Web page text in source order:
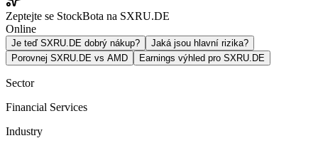
Zeptejte se StockBota na SXRU.DE
Online
Je teď SXRU.DE dobrý nákup?
Jaká jsou hlavní rizika?
Porovnej SXRU.DE vs AMD
Earnings výhled pro SXRU.DE
Sector
Financial Services
Industry